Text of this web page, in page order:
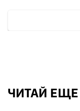
ЧИТАЙ ЕЩЕ